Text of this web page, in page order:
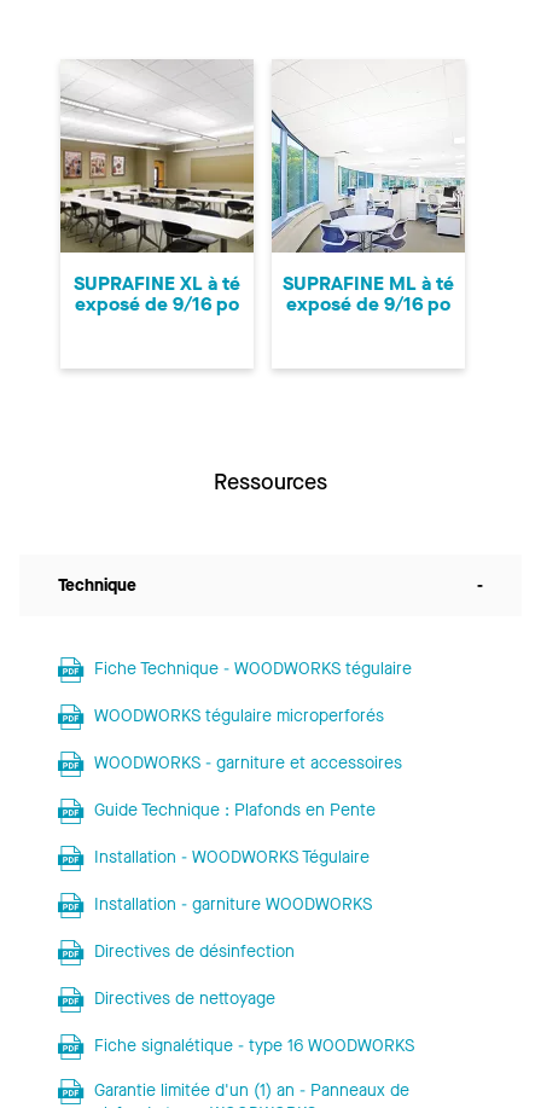
SUPRAFINE XL à té
exposé de 9/16 po
SUPRAFINE ML à té
exposé de 9/16 po
Ressources
Technique -
Fiche Technique - WOODWORKS tégulaire
WOODWORKS tégulaire microperforés
WOODWORKS - garniture et accessoires
Guide Technique : Plafonds en Pente
Installation - WOODWORKS Tégulaire
Installation - garniture WOODWORKS
Directives de désinfection
Directives de nettoyage
Fiche signalétique - type 16 WOODWORKS
Garantie limitée d'un (1) an - Panneaux de